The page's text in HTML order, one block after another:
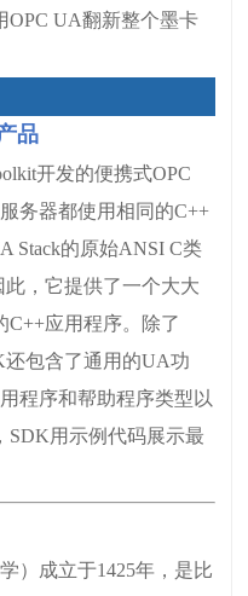
OPC UA翻新整个墨卡
品
开发的便携式OPC
务器都使用相同的C++
Stack的原始ANSI C类
，它提供了一个大大
C++应用程序。除了
还包含了通用的UA功
程序和帮助程序类型以
SDK用示例代码展示最
）成立于1425年，是比